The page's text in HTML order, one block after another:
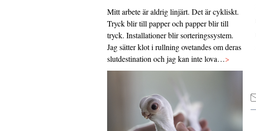
Mitt arbete är aldrig linjärt. Det är cykliskt.
Tryck blir till papper och papper blir till
tryck. Installationer blir sorteringssystem.
Jag sätter klot i rullning ovetandes om deras
slutdestination och jag kan inte lova…>